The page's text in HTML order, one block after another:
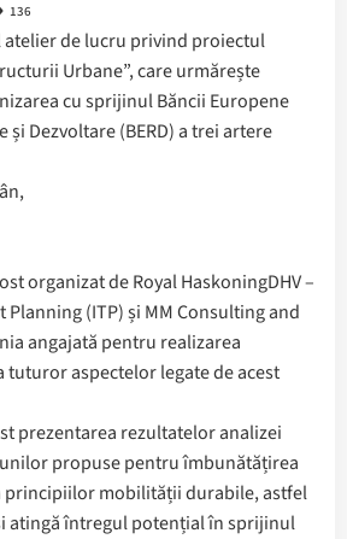
136
atelier de lucru privind proiectul
Urbane”, care urmărește
cu sprijinul Băncii Europene
Dezvoltare (BERD) a trei artere
organizat de Royal HaskoningDHV –
(ITP) și MM Consulting and
angajată pentru realizarea
tuturor aspectelor legate de acest
prezentarea rezultatelor analizei
propuse pentru îmbunătățirea
mobilității durabile, astfel
atingă întregul potențial în sprijinul